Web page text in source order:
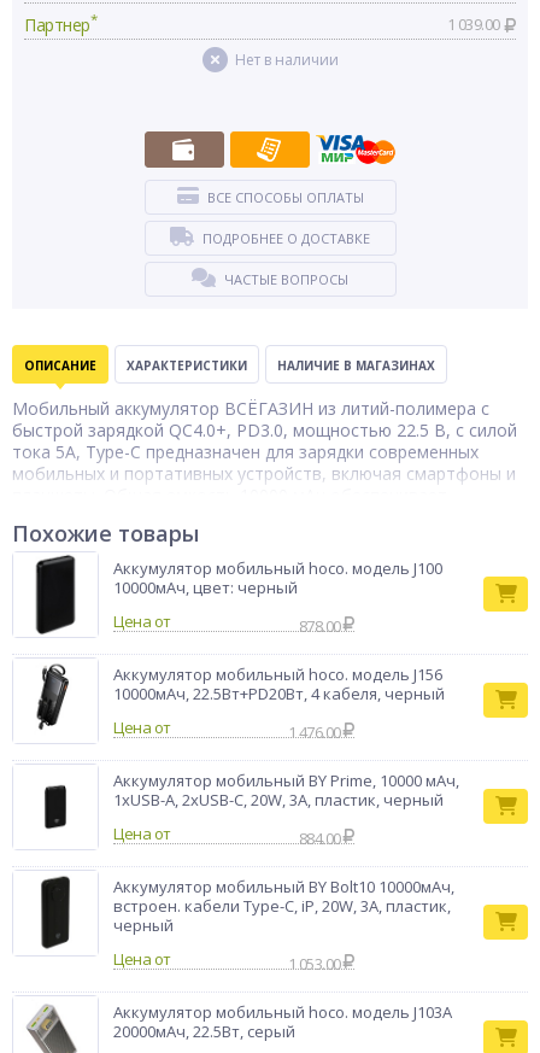
Партнер* 1 039.00
Нет в наличии
ВСЕ СПОСОБЫ ОПЛАТЫ
ПОДРОБНЕЕ О ДОСТАВКЕ
ЧАСТЫЕ ВОПРОСЫ
ОПИСАНИЕ ХАРАКТЕРИСТИКИ НАЛИЧИЕ В МАГАЗИНАХ
Мобильный аккумулятор ВСЁГАЗИН из литий-полимера с
быстрой зарядкой QC4.0+, PD3.0, мощностью 22.5 В, с силой
тока 5А, Type-C предназначен для зарядки современных
мобильных и портативных устройств, включая смартфоны и
дизайн в черном корпусе из металла и пластика.
Предусмотрена индикация заряда. Защищен от замыканий и
перепадов напряжения.
Похожие товары
Аккумулятор мобильный hoco. модель J100
10000мАч, цвет: черный
Цена от
878.00
Аккумулятор мобильный hoco. модель J156
10000мАч, 22.5Вт+PD20Вт, 4 кабеля, черный
Цена от
1 476.00
Аккумулятор мобильный BY Prime, 10000 мАч,
1xUSB-A, 2xUSB-C, 20W, 3A, пластик, черный
Цена от
884.00
Аккумулятор мобильный BY Bolt10 10000мАч,
встроен. кабели Type-C, iP, 20W, 3A, пластик,
черный
Цена от
1 053.00
Аккумулятор мобильный hoco. модель J103A
20000мАч, 22.5Вт, серый